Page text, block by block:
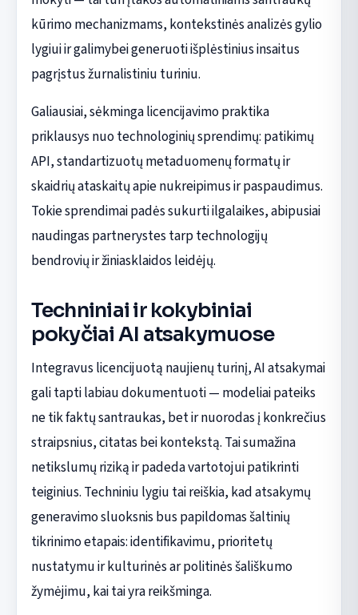
kūrimo mechanizmams, kontekstinės analizės gylio
lygiui ir galimybei generuoti išplėstinius insaitus
pagrįstus žurnalistiniu turiniu.
Galiausiai, sėkminga licencijavimo praktika
priklausys nuo technologinių sprendimų: patikimų
API, standartizuotų metaduomenų formatų ir
skaidrių ataskaitų apie nukreipimus ir paspaudimus.
Tokie sprendimai padės sukurti ilgalaikes, abipusiai
naudingas partnerystes tarp technologijų
bendrovių ir žiniasklaidos leidėjų.
Techniniai ir kokybiniai
pokyčiai AI atsakymuose
Integravus licencijuotą naujienų turinį, AI atsakymai
gali tapti labiau dokumentuoti — modeliai pateiks
ne tik faktų santraukas, bet ir nuorodas į konkrečius
straipsnius, citatas bei kontekstą. Tai sumažina
netikslumų riziką ir padeda vartotojui patikrinti
teiginius. Techniniu lygiu tai reiškia, kad atsakymų
generavimo sluoksnis bus papildomas šaltinių
tikrinimo etapais: identifikavimu, prioritetų
nustatymu ir kulturinės ar politinės šališkumo
žymėjimu, kai tai yra reikšminga.